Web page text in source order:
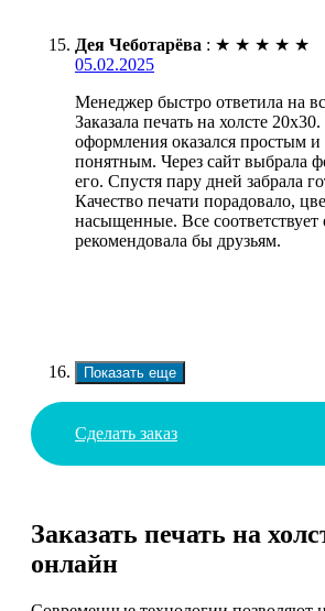
Дея Чеботарёва : ★ ★ ★ ★ ★
05.02.2025
Менеджер быстро ответила на
Заказала печать на холсте
оформления оказался простым
понятным. Через сайт выбрала
его. Спустя пару дней забрала
Качество печати порадовало,
насыщенные. Все
рекомендовала бы друзьям.
Показать еще
Сделать заказ
Заказать печать на
онлайн